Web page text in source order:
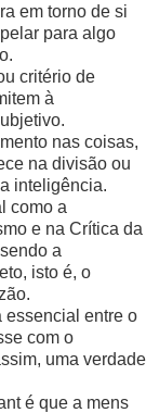
em torno de si
para algo
critério de
à
nas coisas,
na divisão ou
inteligência.
como a
e na Crítica da
a
isto é, o
essencial entre o
com o
uma verdade
é que a mens